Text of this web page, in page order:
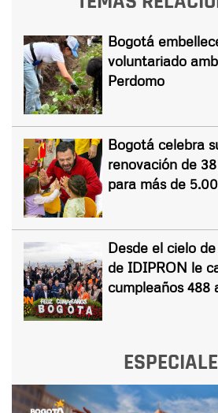
Bogotá
voluntariado
Perdomo
Bogotá celebra
renovación de
para más de
Desde el cielo
de IDIPRON le
cumpleaños 488